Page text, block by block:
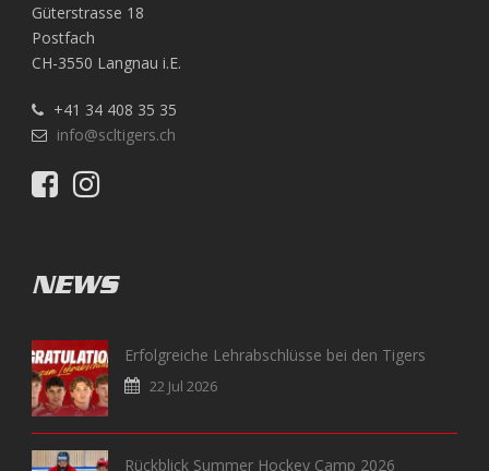
Güterstrasse 18
Postfach
CH-3550 Langnau i.E.
+41 34 408 35 35
info@scltigers.ch
NEWS
Erfolgreiche Lehrabschlüsse bei den Tigers
22 Jul 2026
Rückblick Summer Hockey Camp 2026